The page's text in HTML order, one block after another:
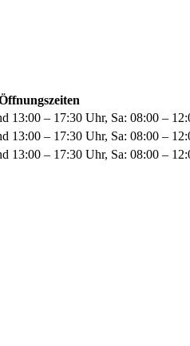
13:00 – 17:30 Uhr, Sa: 08:00 –
13:00 – 17:30 Uhr, Sa: 08:00 –
13:00 – 17:30 Uhr, Sa: 08:00 –